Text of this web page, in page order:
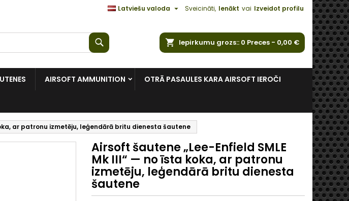
Sveicināti, Ienākt vai Izveidot profilu
Latviešu valoda 
Iepirkumu grozs: 0 Preces - 0,00 €
AIRSOFT AMMUNITION OTRĀ PASAULES KARA AIRSOFT IEROČI
ar patronu izmetēju, leģendārā britu dienesta šautene
Airsoft šautene „Lee-Enfield SMLE
Mk III“ — no īsta koka, ar patronu
izmetēju, leģendārā britu dienesta
šautene